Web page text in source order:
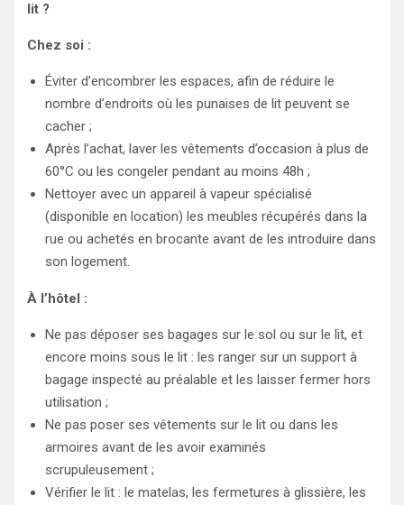
lit ?
Chez soi :
Éviter d’encombrer les espaces, afin de réduire le
nombre d’endroits où les punaises de lit peuvent se
cacher ;
Après l’achat, laver les vêtements d’occasion à plus de
60°C ou les congeler pendant au moins 48h ;
Nettoyer avec un appareil à vapeur spécialisé
(disponible en location) les meubles récupérés dans la
rue ou achetés en brocante avant de les introduire dans
son logement.
À l’hôtel :
Ne pas déposer ses bagages sur le sol ou sur le lit, et
encore moins sous le lit : les ranger sur un support à
bagage inspecté au préalable et les laisser fermer hors
utilisation ;
Ne pas poser ses vêtements sur le lit ou dans les
armoires avant de les avoir examinés
scrupuleusement ;
Vérifier le lit : le matelas, les fermetures à glissière, les